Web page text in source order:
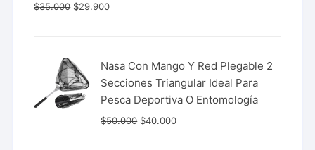
Valorado
con
$35.000 $29.900
Nasa Con Mango Y Red Plegable 2
Secciones Triangular Ideal Para
Pesca Deportiva O Entomología
$50.000 $40.000